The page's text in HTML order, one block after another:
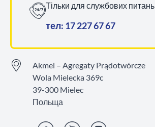
Тільки для службових питань
тел: 17 227 67 67
Akmel – Agregaty Prądotwórcze
Wola Mielecka 369c
39-300 Mielec
Польща